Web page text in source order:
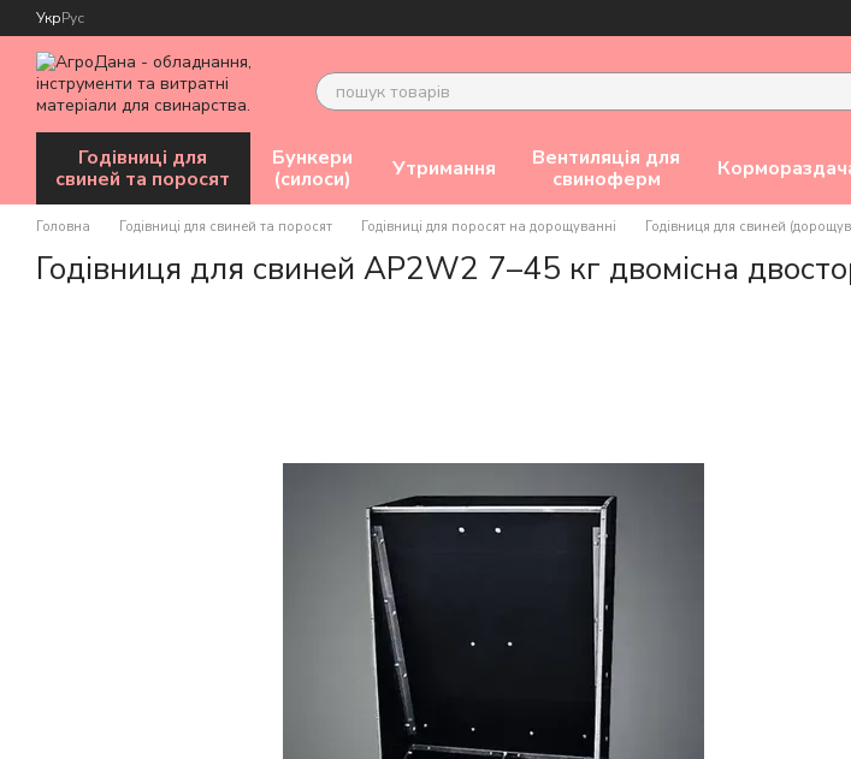
Перейти до основного контенту
УкрРус
Годівниці для
свиней та поросят
Бункери
(силоси)
Утримання
Вентиляція для
свиноферм
Головна Годівниці для свиней та поросят Годівниці для поросят на дорощуванні Годівниця для свиней
Годівниця для свиней AP2W2 7–45 кг двомісна